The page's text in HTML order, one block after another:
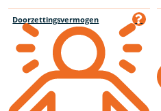
Doorzettingsvermogen